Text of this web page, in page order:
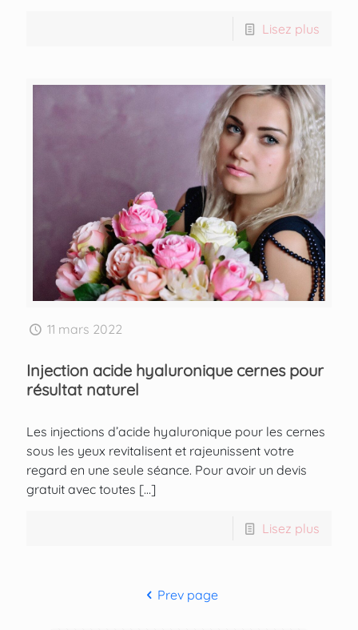
Lisez plus
11 mars 2022
Injection acide hyaluronique cernes pour
résultat naturel
Les injections d’acide hyaluronique pour les cernes
sous les yeux revitalisent et rajeunissent votre
regard en une seule séance. Pour avoir un devis
gratuit avec toutes […]
Lisez plus
Prev page